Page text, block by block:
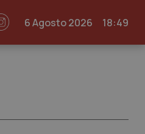
6 Agosto 2026 18:49